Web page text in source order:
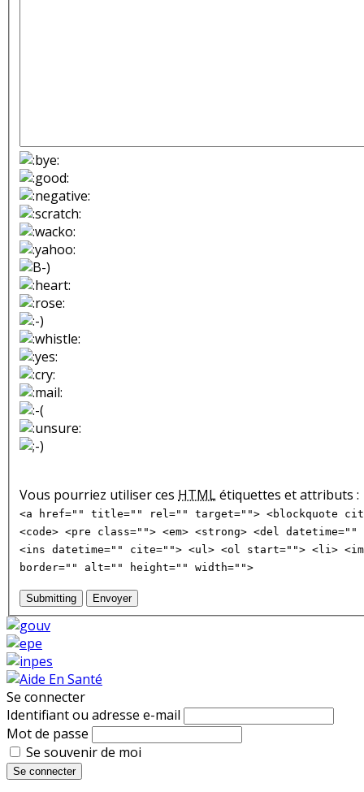
Vous pourriez utiliser ces HTMLétiquettes et attributs :
<a href="" title="" rel="" target=""> <blockquote
<code> <pre class=""> <em> <strong> <del
<ins datetime="" cite=""> <ul> <ol start=""> <li>
border="" alt="" height="" width="">
Submitting Envoyer
Se connecter
Identifiant ou adresse e-mail
Mot de passe
Se souvenir de moi
Se connecter